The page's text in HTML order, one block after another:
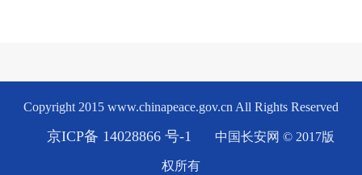
Copyright 2015 www.chinapeace.gov.cn All Rights Reserved
京ICP备 14028866 号-1 中国长安网 © 2017版
权所有